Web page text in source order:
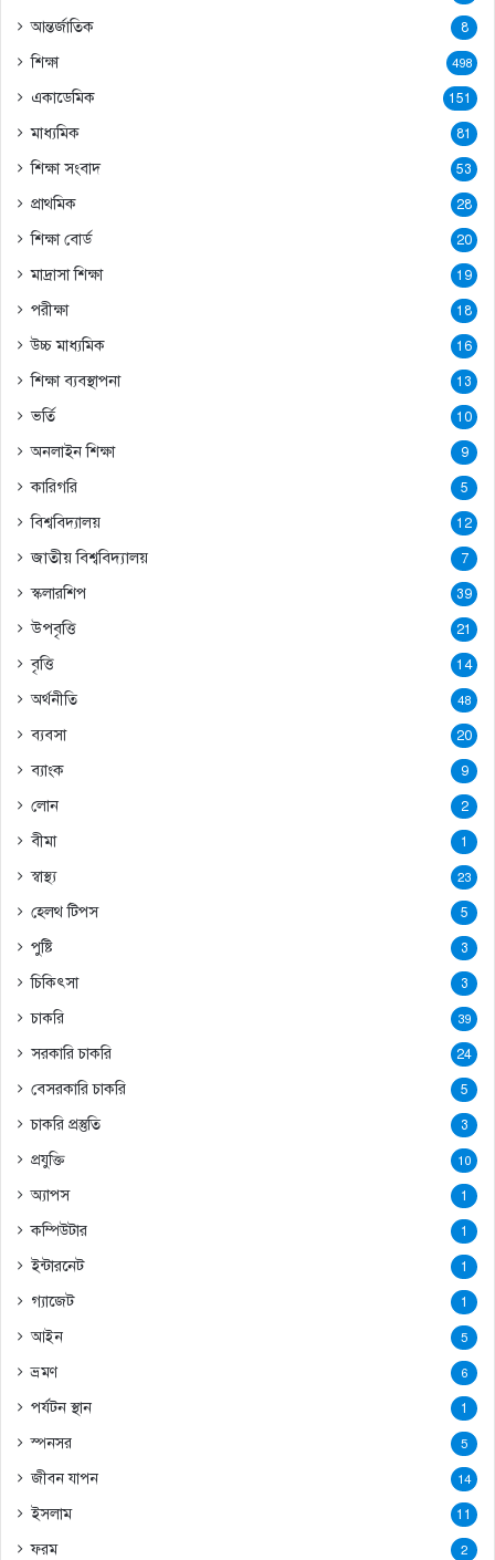
আন্তর্জাতিক
8
শিক্ষা 498
একাডেমিক 151
মাধ্যমিক 81
শিক্ষা সংবাদ 53
প্রাথমিক 28
শিক্ষা বোর্ড 20
মাদ্রাসা শিক্ষা 19
পরীক্ষা 18
উচ্চ মাধ্যমিক 16
শিক্ষা ব্যবস্থাপনা 13
ভর্তি 10
অনলাইন শিক্ষা 9
কারিগরি 5
বিশ্ববিদ্যালয় 12
জাতীয় বিশ্ববিদ্যালয় 7
স্কলারশিপ 39
উপবৃত্তি 21
বৃত্তি 14
অর্থনীতি 48
ব্যবসা 20
ব্যাংক 9
লোন 2
বীমা 1
স্বাস্থ্য 23
হেলথ টিপস 5
পুষ্টি 3
চিকিৎসা 3
চাকরি 39
সরকারি চাকরি 24
বেসরকারি চাকরি 5
চাকরি প্রস্তুতি 3
প্রযুক্তি 10
অ্যাপস 1
কম্পিউটার 1
ইন্টারনেট 1
গ্যাজেট 1
আইন 5
ভ্রমণ 6
পর্যটন স্থান 1
স্পনসর 5
জীবন যাপন 14
ইসলাম 11
ফরম 2